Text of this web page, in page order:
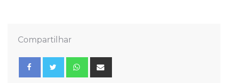
Compartilhar
Whatsapp